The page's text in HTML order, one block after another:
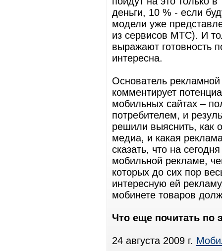
деньги, 10 % - если
модели уже
из сервисов МТС). И
выражают готовность
интересна.
Основатель
комментирует
мобильных сайтах –
потребителем, и
решили выяснить, как
медиа, и какая
сказать, что на
мобильной рекламе,
которых до сих пор
интересную ей
мобинете товаров
Что еще почитать по
24 августа 2009 г.